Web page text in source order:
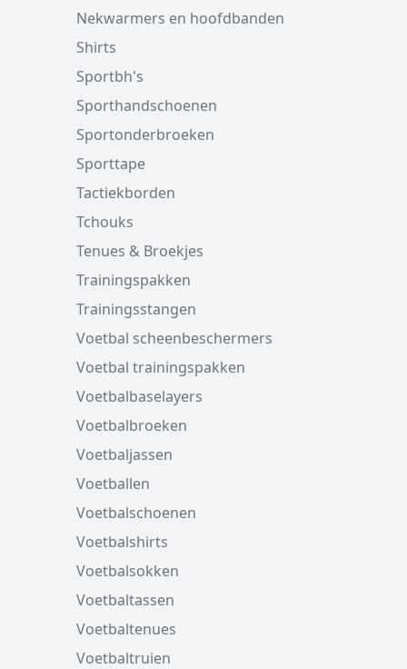
Nekwarmers en hoofdbanden
Shirts
Sportbh's
Sporthandschoenen
Sportonderbroeken
Sporttape
Tactiekborden
Tchouks
Tenues & Broekjes
Trainingspakken
Trainingsstangen
Voetbal scheenbeschermers
Voetbal trainingspakken
Voetbalbaselayers
Voetbalbroeken
Voetbaljassen
Voetballen
Voetbalschoenen
Voetbalshirts
Voetbalsokken
Voetbaltassen
Voetbaltenues
Voetbaltruien